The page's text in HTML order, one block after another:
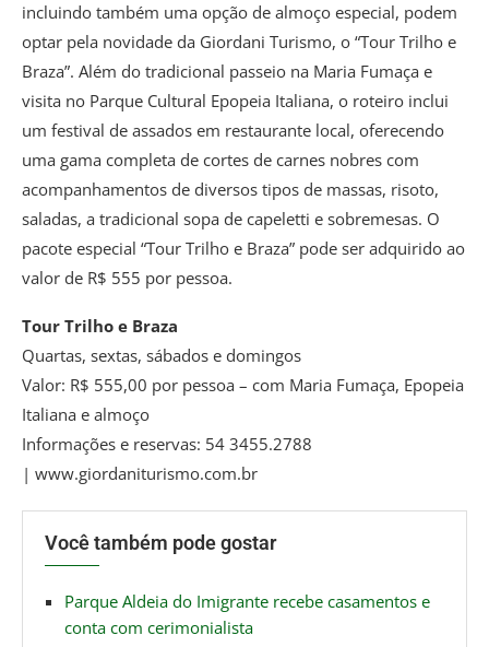
incluindo também uma opção de almoço especial, podem
optar pela novidade da Giordani Turismo, o “Tour Trilho e
Braza”. Além do tradicional passeio na Maria Fumaça e
visita no Parque Cultural Epopeia Italiana, o roteiro inclui
um festival de assados em restaurante local, oferecendo
uma gama completa de cortes de carnes nobres com
acompanhamentos de diversos tipos de massas, risoto,
saladas, a tradicional sopa de capeletti e sobremesas. O
pacote especial “Tour Trilho e Braza” pode ser adquirido ao
valor de R$ 555 por pessoa.
Tour Trilho e Braza
Quartas, sextas, sábados e domingos
Valor: R$ 555,00 por pessoa – com Maria Fumaça, Epopeia
Italiana e almoço
Informações e reservas: 54 3455.2788
| www.giordaniturismo.com.br
Você também pode gostar
Parque Aldeia do Imigrante recebe casamentos e
conta com cerimonialista